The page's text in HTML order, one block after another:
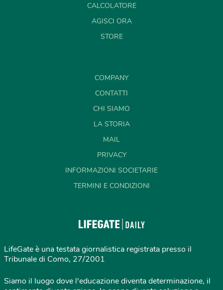
CALCOLATORE
AGISCI ORA
STORE
COMPANY
CONTATTI
CHI SIAMO
LA STORIA
MAIL
PRIVACY
INFORMAZIONI SOCIETARIE
TERMINI E CONDIZIONI
LifeGate è una testata giornalistica registrata presso il
Tribunale di Como, 27/2001
Siamo il luogo dove l'educazione diventa determinazione, il